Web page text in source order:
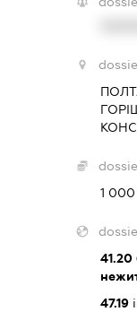
1 000
41.20
47.19